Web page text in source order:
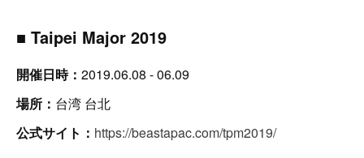
■ Taipei Major 2019
開催日時： 2019.06.08 - 06.09
場所： 台湾 台北
公式サイト： https://beastapac.com/tpm2019/